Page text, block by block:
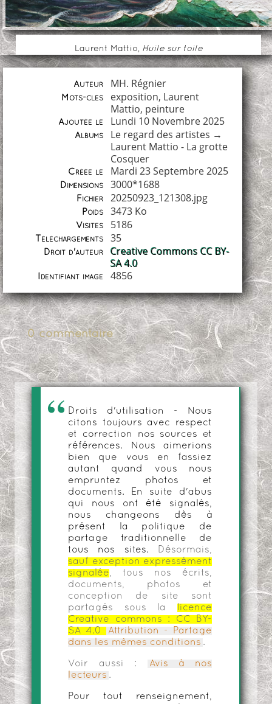
Laurent Mattio, Huile sur toile
Auteur MH. Régnier
Mots-clés exposition, Laurent
Mattio, peinture
Ajoutée le Lundi 10 Novembre 2025
Albums Le regard des artistes →
Laurent Mattio - La grotte
Cosquer
Créée le Mardi 23 Septembre 2025
Dimensions 3000*1688
Fichier 20250923_121308.jpg
Poids 3473 Ko
Visites 5186
Téléchargements 35
Droit d'auteur
Creative Commons CC BY-
SA 4.0
Identifiant image 4856
0 commentaire
Droits d'utilisation - Nous
citons toujours avec respect
et correction nos sources et
références. Nous aimerions
bien que vous en fassiez
autant quand vous nous
empruntez photos et
documents. En suite d'abus
qui nous ont été signalés,
nous changeons dès à
présent la politique de
partage traditionnelle de
tous nos sites.
Désormais,
sauf exception expressément
signalée, tous nos écrits,
documents, photos et
conception de site sont
partagés sous la
licence
Creative commons :
CC BY-
SA 4.0
Attribution - Partage
dans les mêmes conditions .
Voir aussi :
Avis à nos
lecteurs .
Pour tout renseignement,